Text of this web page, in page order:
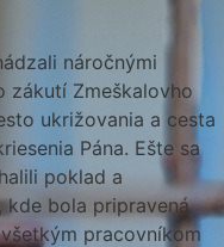
náročnými
zákutí Zmeškalovho
ukrižovania a cesta
Pána. Ešte sa
poklad a
bola pripravená
pracovníkom